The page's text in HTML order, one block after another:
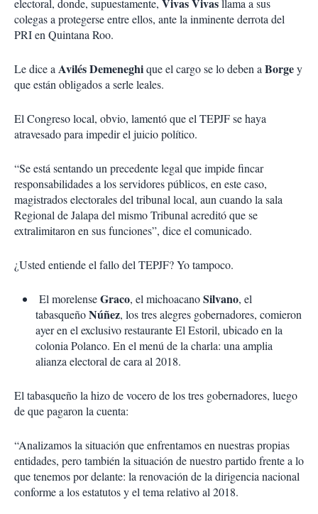
electoral, donde, supuestamente,
llama a sus
colegas a protegerse entre ellos, ante la inminente derrota del
PRI en Quintana Roo.
Le dice a Avilés Demeneghique el cargo se lo deben a Borgey
que están obligados a serle leales.
El Congreso local, obvio, lamentó que el TEPJF se haya
atravesado para impedir el juicio político.
“Se está sentando un precedente legal que impide fincar
responsabilidades a los servidores públicos, en este caso,
magistrados electorales del tribunal local, aun cuando la sala
Regional de Jalapa del mismo Tribunal acreditó que se
extralimitaron en sus funciones”, dice el comunicado.
¿Usted entiende el fallo del TEPJF? Yo tampoco.
El morelenseGraco, el michoacanoSilvano, el
tabasqueñoNúñez, los tres alegres gobernadores, comieron
ayer en el exclusivo restaurante El Estoril, ubicado en la
colonia Polanco. En el menú de la charla: una amplia
alianza electoral de cara al 2018.
El tabasqueño la hizo de vocero de los tres gobernadores, luego
de que pagaron la cuenta:
“Analizamos la situación que enfrentamos en nuestras propias
entidades, pero también la situación de nuestro partido frente a lo
que tenemos por delante: la renovación de la dirigencia nacional
conforme a los estatutos y el tema relativo al 2018.